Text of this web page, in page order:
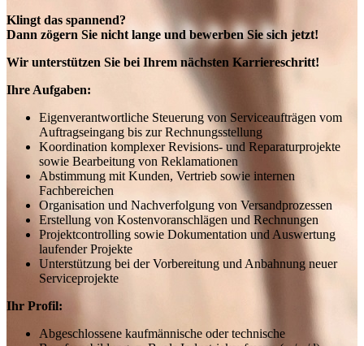
Klingt das spannend?
Dann zögern Sie nicht lange und bewerben Sie sich jetzt!
Wir unterstützen Sie bei Ihrem nächsten Karriereschritt!
Ihre Aufgaben:
Eigenverantwortliche Steuerung von Serviceaufträgen vom
Auftragseingang bis zur Rechnungsstellung
Koordination komplexer Revisions- und Reparaturprojekte
sowie Bearbeitung von Reklamationen
Abstimmung mit Kunden, Vertrieb sowie internen
Fachbereichen
Organisation und Nachverfolgung von Versandprozessen
Erstellung von Kostenvoranschlägen und Rechnungen
Projektcontrolling sowie Dokumentation und Auswertung
laufender Projekte
Unterstützung bei der Vorbereitung und Anbahnung neuer
Serviceprojekte
Ihr Profil:
Abgeschlossene kaufmännische oder technische